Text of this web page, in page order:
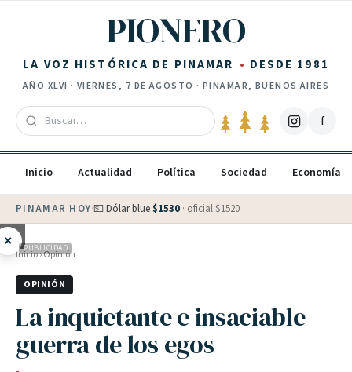
PIONERO
LA VOZ HISTÓRICA DE PINAMAR DESDE 1981
AÑO XLVI · VIERNES, 7 DE AGOSTO · PINAMAR, BUENOS AIRES
f
Inicio Actualidad Política Sociedad Economía
PINAMAR HOY·💵 Dólar blue $1530 · oficial $1520
× PUBLICIDAD
Inicio›Opinión
OPINIÓN
La inquietante e insaciable
guerra de los egos